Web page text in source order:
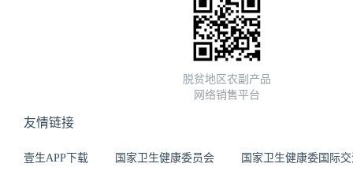
脱贫地区农副产品
网络销售平台
友情链接
壹生APP下载 国家卫生健康委员会 国家卫生健康委国际